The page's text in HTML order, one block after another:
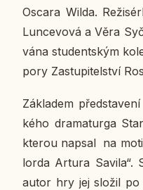
Oscara Wilda.
Lun­ce­vo­vá a Věra
vá­na stu­dent­ským
po­ry Za­stu­pi­tel­ství
Zá­kla­dem
ké­ho dra­ma­tur­ga
kterou napsal na
lorda Artura Savila“.
autor hry jej složil